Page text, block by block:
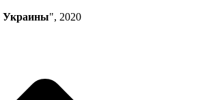
Украины", 2020